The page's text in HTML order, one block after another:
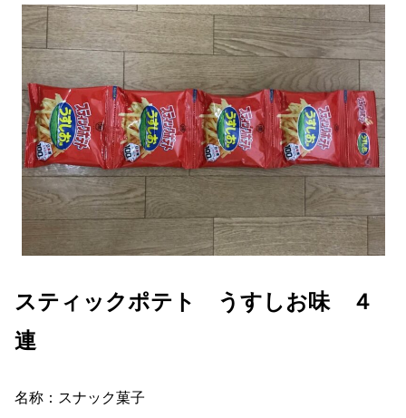
スティックポテト うすしお味 ４
連
名称：スナック菓子